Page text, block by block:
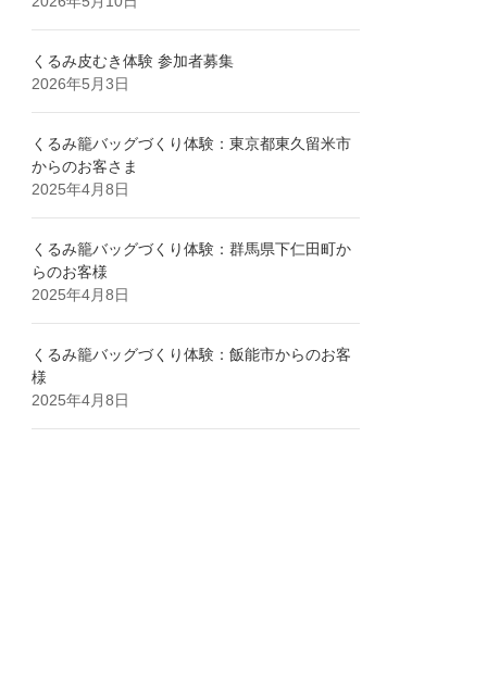
くるみ皮むき体験⁡ 参加者募集⁡
2026年5月3日
くるみ籠バッグづくり体験：東京都東久留米市
からのお客さま
2025年4月8日
くるみ籠バッグづくり体験：群馬県下仁田町か
らのお客様
2025年4月8日
くるみ籠バッグづくり体験：飯能市からのお客
様
2025年4月8日